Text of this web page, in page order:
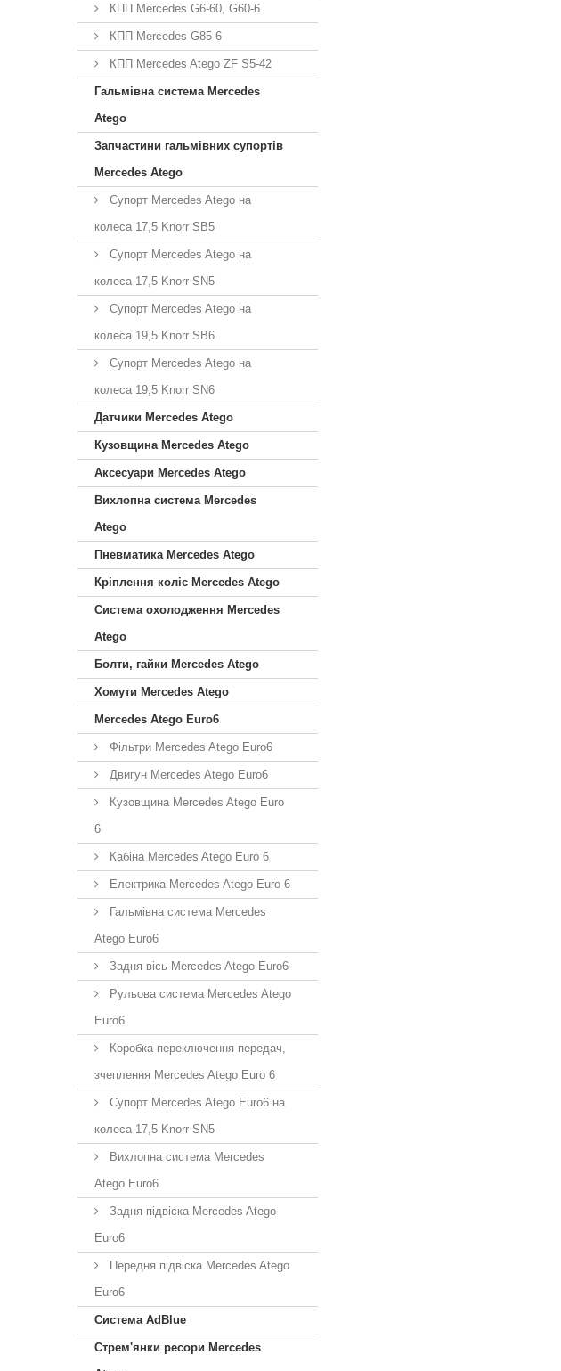
КПП Mercedes G6-60, G60-6
КПП Mercedes G85-6
КПП Mercedes Atego ZF S5-42
Гальмівна система Mercedes
Atego
Запчастини гальмівних супортів
Mercedes Atego
Супорт Mercedes Atego на
колеса 17,5 Knorr SB5
Супорт Mercedes Atego на
колеса 17,5 Knorr SN5
Супорт Mercedes Atego на
колеса 19,5 Knorr SB6
Супорт Mercedes Atego на
колеса 19,5 Knorr SN6
Датчики Mercedes Atego
Кузовщина Mercedes Atego
Аксесуари Mercedes Atego
Вихлопна система Mercedes
Atego
Пневматика Mercedes Atego
Кріплення коліс Mercedes Atego
Система охолодження Mercedes
Atego
Болти, гайки Mercedes Atego
Хомути Mercedes Atego
Mercedes Atego Euro6
Фільтри Mercedes Atego Euro6
Двигун Mercedes Atego Euro6
Кузовщина Mercedes Atego Euro
6
Кабіна Mercedes Atego Euro 6
Електрика Mercedes Atego Euro 6
Гальмівна система Mercedes
Atego Euro6
Задня вісь Mercedes Atego Euro6
Рульова система Mercedes Atego
Euro6
Коробка переключення передач,
зчеплення Mercedes Atego Euro 6
Супорт Mercedes Atego Euro6 на
колеса 17,5 Knorr SN5
Вихлопна система Mercedes
Atego Euro6
Задня підвіска Mercedes Atego
Euro6
Передня підвіска Mercedes Atego
Euro6
Система AdBlue
Стрем'янки ресори Mercedes